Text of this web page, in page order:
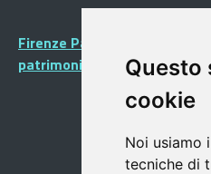
Questo
cookie
Noi usiamo
tecniche di
Firenze Patrimonio Mondiale
patrimonio dell’Umanità